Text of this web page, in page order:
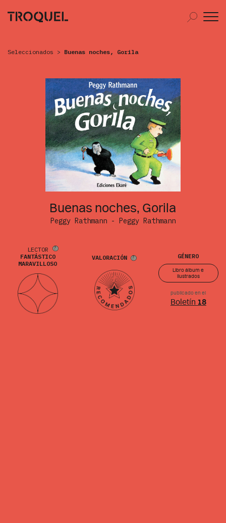
Seleccionados > Buenas noches, Gorila
Buenas noches, Gorila
Peggy Rathmann - Peggy Rathmann
LECTOR
FANTÁSTICO
MARAVILLOSO
VALORACIÓN GÉNERO
Libro álbum e
ilustrados
publicado en el
Boletín 18